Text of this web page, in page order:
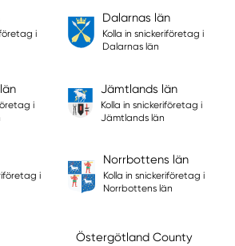
i
Dalarnas län
Kolla in snickeriföretag i
Dalarnas län
i
Jämtlands län
Kolla in snickeriföretag i
Jämtlands län
i
Norrbottens län
Kolla in snickeriföretag i
Norrbottens län
Östergötland County